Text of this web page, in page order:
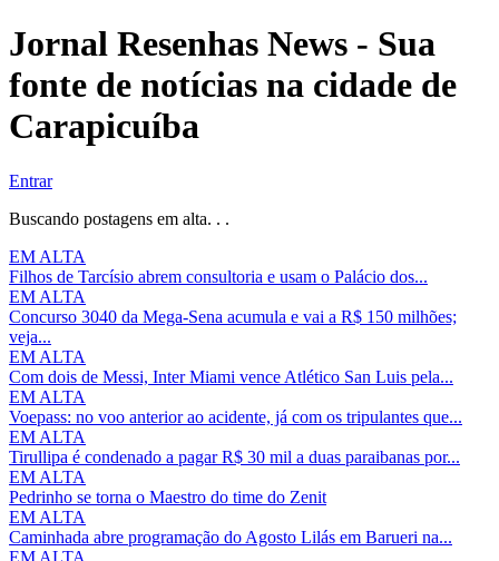
Jornal Resenhas News - Sua
fonte de notícias na cidade de
Carapicuíba
Entrar
Buscando postagens em alta. . .
EM ALTA
Filhos de Tarcísio abrem consultoria e usam o Palácio dos...
EM ALTA
Concurso 3040 da Mega-Sena acumula e vai a R$ 150 milhões;
veja...
EM ALTA
Com dois de Messi, Inter Miami vence Atlético San Luis pela...
EM ALTA
Voepass: no voo anterior ao acidente, já com os tripulantes que...
EM ALTA
Tirullipa é condenado a pagar R$ 30 mil a duas paraibanas por...
EM ALTA
Pedrinho se torna o Maestro do time do Zenit
EM ALTA
Caminhada abre programação do Agosto Lilás em Barueri na...
EM ALTA